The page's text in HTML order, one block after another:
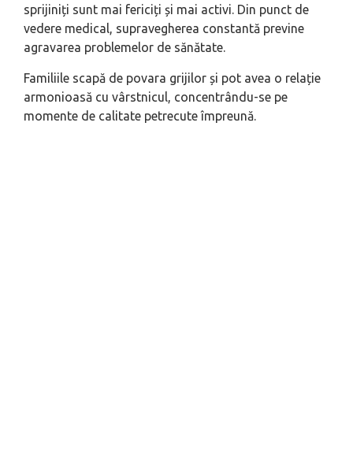
sprijiniți sunt mai fericiți și mai activi. Din punct de
vedere medical, supravegherea constantă previne
agravarea problemelor de sănătate.
Familiile scapă de povara grijilor și pot avea o relație
armonioasă cu vârstnicul, concentrându-se pe
momente de calitate petrecute împreună.